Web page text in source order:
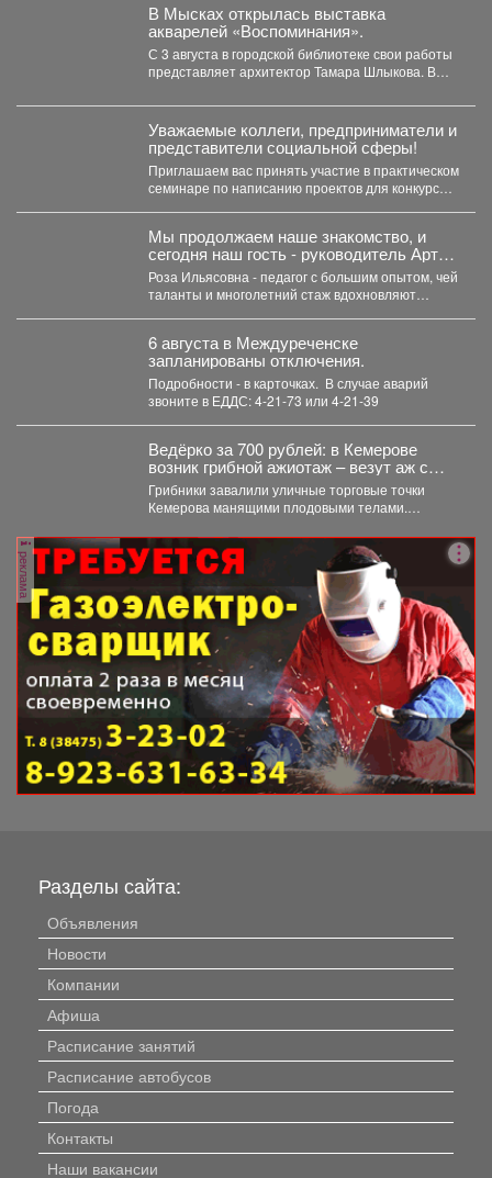
В Мысках открылась выставка
акварелей «Воспоминания».
С 3 августа в городской библиотеке свои работы
представляет архитектор Тамара Шлыкова. В
Уважаемые коллеги, предприниматели и
представители социальной сферы!
Приглашаем вас принять участие в практическом
семинаре по написанию проектов для конкурсов
Мы продолжаем наше знакомство, и
сегодня наш гость - руководитель Арт-
студии «Просто интересно» - Некрасова
Роза Ильясовна.
Роза Ильясовна - педагог с большим опытом, чей
таланты и многолетний стаж вдохновляют
6 августа в Междуреченске
запланированы отключения.
Подробности - в карточках. ️ В случае аварий
звоните в ЕДДС: 4-21-73 или 4-21-39
Ведёрко за 700 рублей: в Кемерове
возник грибной ажиотаж – везут аж с
Алтая
Грибники завалили уличные торговые точки
Кемерова манящими плодовыми телами.
реклама
Разделы сайта:
Объявления
Новости
Компании
Афиша
Расписание занятий
Расписание автобусов
Погода
Контакты
Наши вакансии